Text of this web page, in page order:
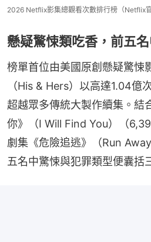
2026 Netflix影集總觀看次數排行榜（Netflix官
懸疑驚悚類吃香，前五
榜單首位由美國原創懸疑驚悚
（His & Hers）以高達1.04億
超越眾多傳統大製作續集。結
你》（I Will Find You）（
劇集《危險追逃》（Run
五名中驚悚與犯罪類型便囊括